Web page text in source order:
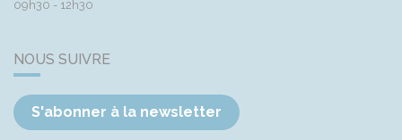
09h30 - 12h30
NOUS SUIVRE
S'abonner à la newsletter